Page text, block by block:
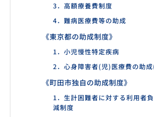
3．高額療養費制度
4．難病医療費等の助成
《東京都の助成制度》
1．小児慢性特定疾病
2．心身障害者(児)医療費の助
《町田市独自の助成制度》
1．生計困難者に対する利用者
減制度